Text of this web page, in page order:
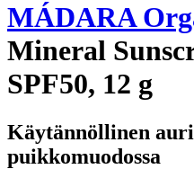
MÁDARA
Mineral
SPF50, 12 g
Käytännöllinen
puikkomuodossa